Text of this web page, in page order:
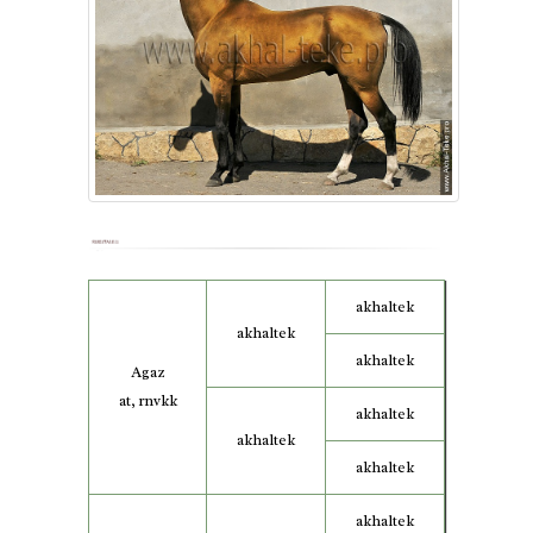
Agaz
at, rnvkk
akhaltek
akhaltek
akhaltek
akhaltek
akhaltek
akhaltek
akhaltek